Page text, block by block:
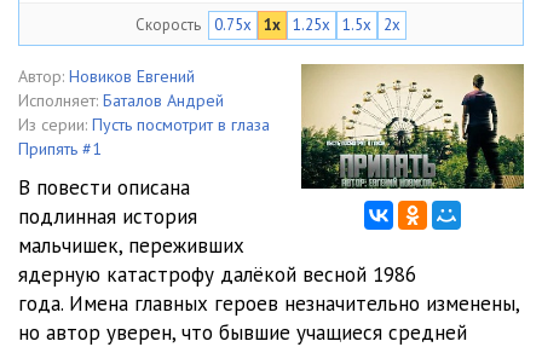
Скорость 0.75x 1x 1.25x 1.5x 2x
Автор: Новиков Евгений
Исполняет: Баталов Андрей
Из серии: Пусть посмотрит в глаза
Припять #1
В повести описана
подлинная история
мальчишек, переживших
ядерную катастрофу далёкой весной 1986
года. Имена главных героев незначительно изменены,
но автор уверен, что бывшие учащиеся средней